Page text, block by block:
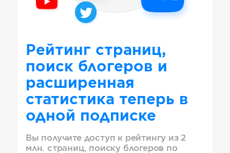
Рейтинг страниц,
поиск блогеров и
расширенная
статистика теперь в
одной подписке
Вы получите доступ к рейтингу из 2
млн. страниц, поиску блогеров по